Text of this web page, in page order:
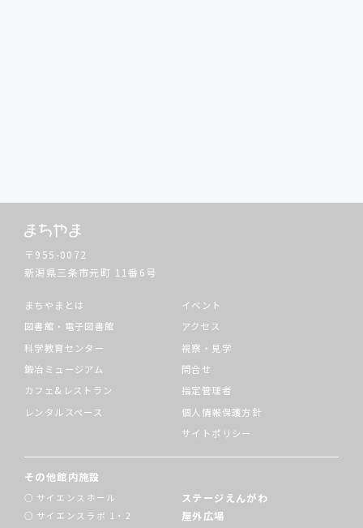
〒955-0072
新潟県三条市元町 11番6号
まちやまとは
図書館・電子図書館
科学教育センター
鍛冶ミュージアム
カフェ&レストラン
レンタルスペース
イベント
アクセス
視察・見学
問合せ
指定管理者
個人情報保護方針
サイトポリシー
その他館内施設
サイエンスホール
サイエンスラボ 1・2
ステージえんがわ
屋外広場